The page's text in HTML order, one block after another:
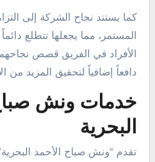
كما يستند نجاح الشركة إلى
المستمر، مما يجعلها تتطلع
الأفراد في الفريق قصص
دافعاً إضافياً لتحقيق المزيد من
خدمات ونش
البحرية
تقدم “ونش صباح الأحمد